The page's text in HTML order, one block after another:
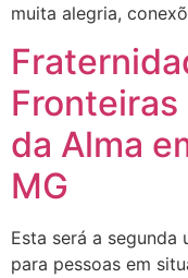
muita alegria,
da Alma
MG
Esta será a
para pessoas em